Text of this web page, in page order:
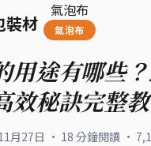
裝材
氣泡布
氣泡布
用途有哪些
效秘訣完整
月27日 · 18 分鐘閱讀 ·